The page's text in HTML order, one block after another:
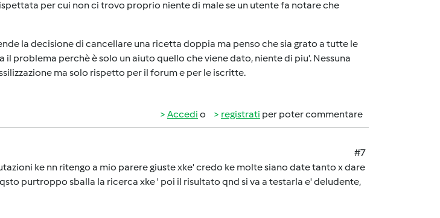
per cui non ci trovo proprio niente di male se un utente fa notare che
la decisione di cancellare una ricetta doppia ma penso che sia grato a tutte le
il problema perchè è solo un aiuto quello che viene dato, niente di piu'. Nessuna
ma solo rispetto per il forum e per le iscritte.
Accedi o registrati per poter commentare
#7
ke nn ritengo a mio parere giuste xke' credo ke molte siano date tanto x dare
purtroppo sballa la ricerca xke ' poi il risultato qnd si va a testarla e' deludente,